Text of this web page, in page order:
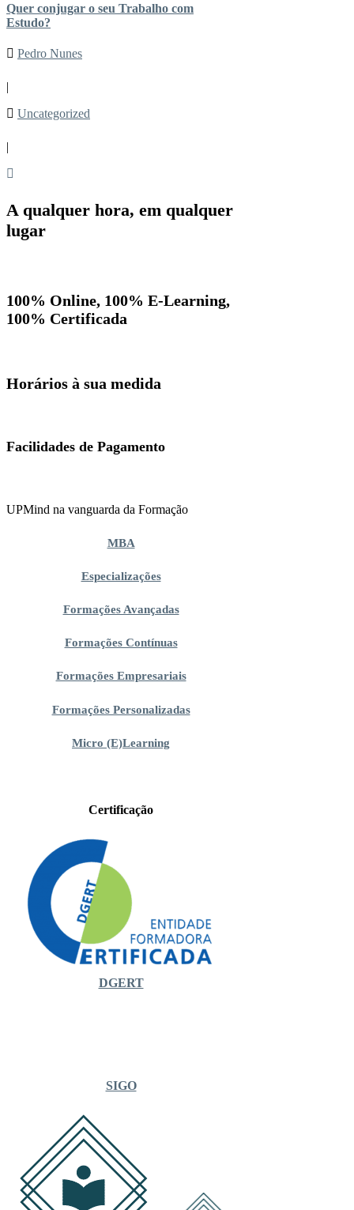
Quer conjugar o seu Trabalho com
Estudo?
Pedro Nunes
|
Uncategorized
|
A qualquer hora, em qualquer
lugar
100% Online, 100% E-Learning,
100% Certificada
Horários à sua medida
Facilidades de Pagamento
UPMind na vanguarda da Formação
MBA
Especializações
Formações Avançadas
Formações Contínuas
Formações Empresariais
Formações Personalizadas
Micro (E)Learning
Certificação
DGERT
SIGO